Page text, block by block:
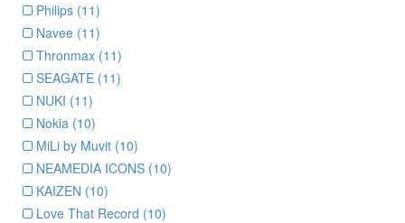
Philips (11)
Navee (11)
Thronmax (11)
SEAGATE (11)
NUKI (11)
Nokia (10)
MiLi by Muvit (10)
NEAMEDIA ICONS (10)
KAIZEN (10)
Love That Record (10)